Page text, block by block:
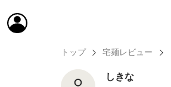
トップ 宅麺レビュー
しきな